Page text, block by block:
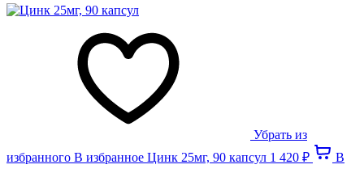
Убрать из
избранного В избранное Цинк 25мг, 90 капсул 1 420 ₽ В